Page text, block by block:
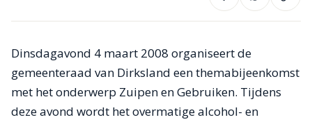
Dinsdagavond 4 maart 2008 organiseert de
gemeenteraad van Dirksland een themabijeenkomst
met het onderwerp Zuipen en Gebruiken. Tijdens
deze avond wordt het overmatige alcohol- en